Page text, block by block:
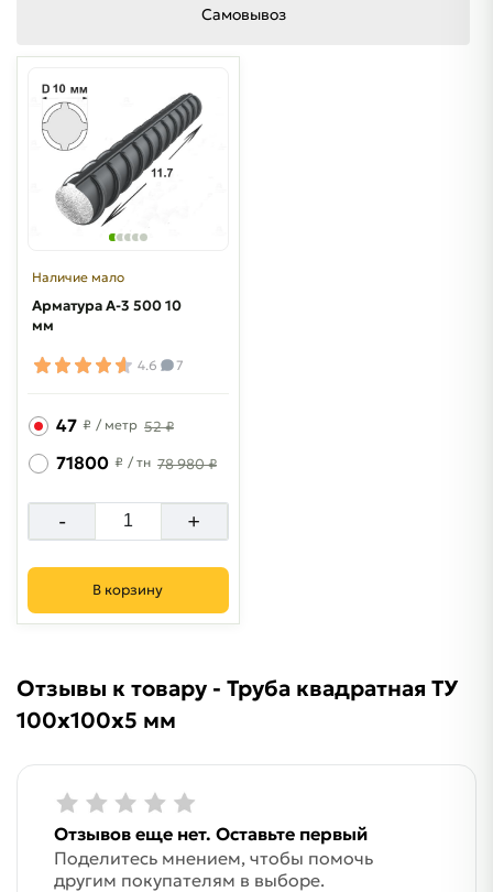
Самовывоз
Наличие мало
Арматура A-3 500 10
мм
4.6 7
47 ₽ / метр 52 ₽
71800 ₽ / тн 78 980 ₽
- +
В корзину
Отзывы к товару - Труба квадратная ТУ
100х100х5 мм
Отзывов еще нет. Оставьте первый
Поделитесь мнением, чтобы помочь
другим покупателям в выборе.